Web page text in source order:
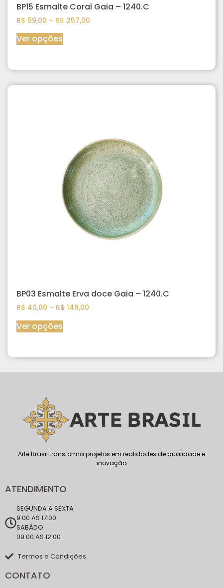
BP15 Esmalte Coral Gaia – 1240.C
R$ 59,00 – R$ 257,00
Ver opções
BP03 Esmalte Erva doce Gaia – 1240.C
R$ 40,00 – R$ 149,00
Ver opções
Arte Brasil transforma projetos em realidades de qualidade e
inovação
ATENDIMENTO
SEGUNDA A SEXTA
9:00 AS 17:00
SABÁDO
09:00 AS 12:00
Termos e Condições
CONTATO